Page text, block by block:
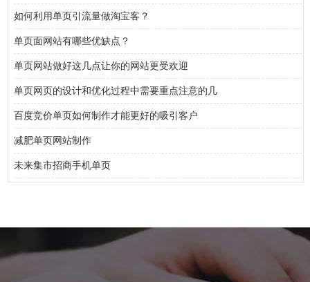
如何利用单页引流量做淘宝客？
单页面网站有哪些优缺点？
单页网站做好这几点让你的网站更受欢迎
单页网页的设计和优化过程中需要重点注意的几
百度竞价单页如何制作才能更好的吸引客户
减肥单页网站制作
未来集市招商手机单页